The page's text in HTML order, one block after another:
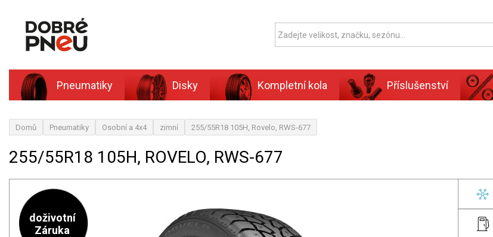
Pneumatiky Disky Kompletní kola Příslušenství
Domů Pneumatiky Osobní a 4x4 zimní 255/55R18 105H, Rovelo, RWS-677
255/55R18 105H, ROVELO, RWS-677
doživotní
Záruka